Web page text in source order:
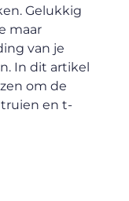
Gelukkig
maar
van je
In dit artikel
om de
truien en t-